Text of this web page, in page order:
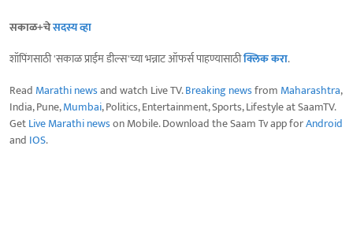
सकाळ+चेसदस्य व्हा
शॉपिंगसाठी 'सकाळ प्राईम डील्स'च्या भन्नाट ऑफर्स पाहण्यासाठीक्लिक करा.
Read Marathi newsand watch Live TV.Breaking newsfrom Maharashtra,
India, Pune,Mumbai, Politics, Entertainment, Sports, Lifestyle at SaamTV.
GetLive Marathi newson Mobile. Download the Saam Tv app forAndroid
and IOS.